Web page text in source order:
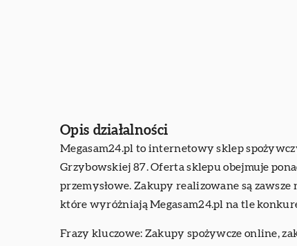
Opis działalności
Megasam24.pl to internetowy sklep
Grzybowskiej 87. Oferta sklepu obejmuje
przemysłowe. Zakupy realizowane są
które wyróżniają Megasam24.pl na tle
Frazy kluczowe: Zakupy spożywcze online,